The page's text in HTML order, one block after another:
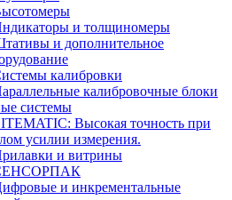
и толщиномеры
и дополнительное
калибровки
калибровочные блоки
системы
Высокая точность при
усилии измерения.
и витрины
и инкрементальные